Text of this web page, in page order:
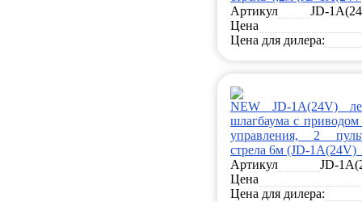
Артикул
JD-
Цена
Цена для дилера:
NEW JD-1A(24V)
шлагбаума с
управления, 2
стрела 6м (JD-
Артикул
JD-
Цена
Цена для дилера: